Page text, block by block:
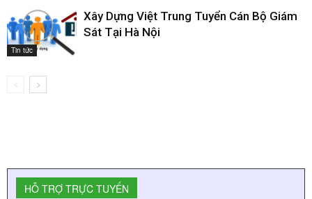
Tin tức
Xây Dựng Việt Trung Tuyển Cán Bộ Giám
Sát Tại Hà Nội
HỖ TRỢ TRỰC TUYẾN